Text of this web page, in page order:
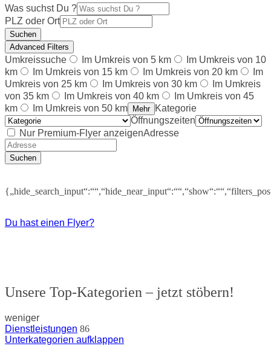
Was suchst Du ?
PLZ oder Ort
Suchen
Advanced Filters
Umkreissuche Im Umkreis von 5 km
Im Umkreis von 10
km
Im Umkreis von 15 km Im Umkreis von 20 km
Im
Umkreis von 25 km
Im Umkreis von 30 km
Im Umkreis
von 35 km
Im Umkreis von 40 km
Im Umkreis von 45
km
Im Umkreis von 50 km Mehr
Kategorie
Öffnungszeiten
Nur Premium-Flyer anzeigenAdresse
Suchen
Du hast einen Flyer?
Unsere Top-Kategorien – jetzt stöbern!
weniger
Dienstleistungen 86
Unterkategorien aufklappen